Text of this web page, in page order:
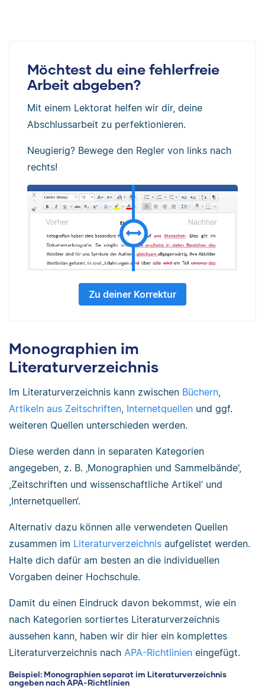
Möchtest du eine fehlerfreie
Arbeit abgeben?
Mit einem Lektorat helfen wir dir, deine
Abschlussarbeit zu perfektionieren.
Neugierig? Bewege den Regler von links nach
rechts!
Zu deiner Korrektur
Monographien im
Literaturverzeichnis
Im Literaturverzeichnis kann zwischen Büchern,
Artikeln aus Zeitschriften, Internetquellen und ggf.
weiteren Quellen unterschieden werden.
Diese werden dann in separaten Kategorien
angegeben, z. B. ‚Monographien und Sammelbände‘,
,Zeitschriften und wissenschaftliche Artikel‘ und
,Internetquellen‘.
Alternativ dazu können alle verwendeten Quellen
zusammen im Literaturverzeichnis aufgelistet werden.
Halte dich dafür am besten an die individuellen
Vorgaben deiner Hochschule.
Damit du einen Eindruck davon bekommst, wie ein
nach Kategorien sortiertes Literaturverzeichnis
aussehen kann, haben wir dir hier ein komplettes
Literaturverzeichnis nach APA-Richtlinien eingefügt.
Beispiel: Monographien separat im Literaturverzeichnis
angeben nach APA-Richtlinien